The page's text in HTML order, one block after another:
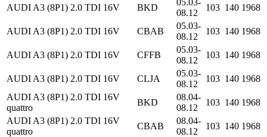
AUDI A3 (8P1) 2.0 TDI 16V BKD
08.12
103 140 1968
AUDI A3 (8P1) 2.0 TDI 16V CBAB
05.03-
08.12
103 140 1968
AUDI A3 (8P1) 2.0 TDI 16V CFFB
05.03-
08.12
103 140 1968
AUDI A3 (8P1) 2.0 TDI 16V CLJA
05.03-
08.12
103 140 1968
AUDI A3 (8P1) 2.0 TDI 16V
quattro
BKD
08.04-
08.12
103 140 1968
AUDI A3 (8P1) 2.0 TDI 16V
quattro
CBAB
08.04-
08.12
103 140 1968